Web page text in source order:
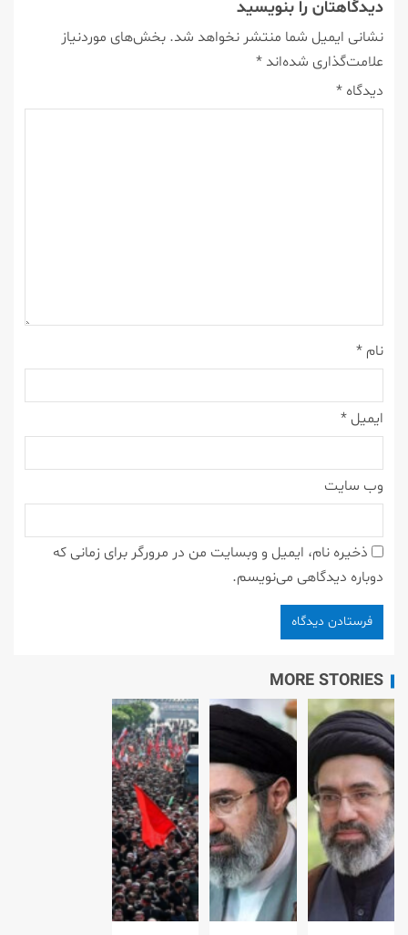
دیدگاهتان را بنویسید
نشانی ایمیل شما منتشر نخواهد شد. بخش‌های موردنیاز
علامت‌گذاری شده‌اند *
دیدگاه *
نام *
ایمیل *
وب‌ سایت
ذخیره نام، ایمیل و وبسایت من در مرورگر برای زمانی که
دوباره دیدگاهی می‌نویسم.
MORE STORIES